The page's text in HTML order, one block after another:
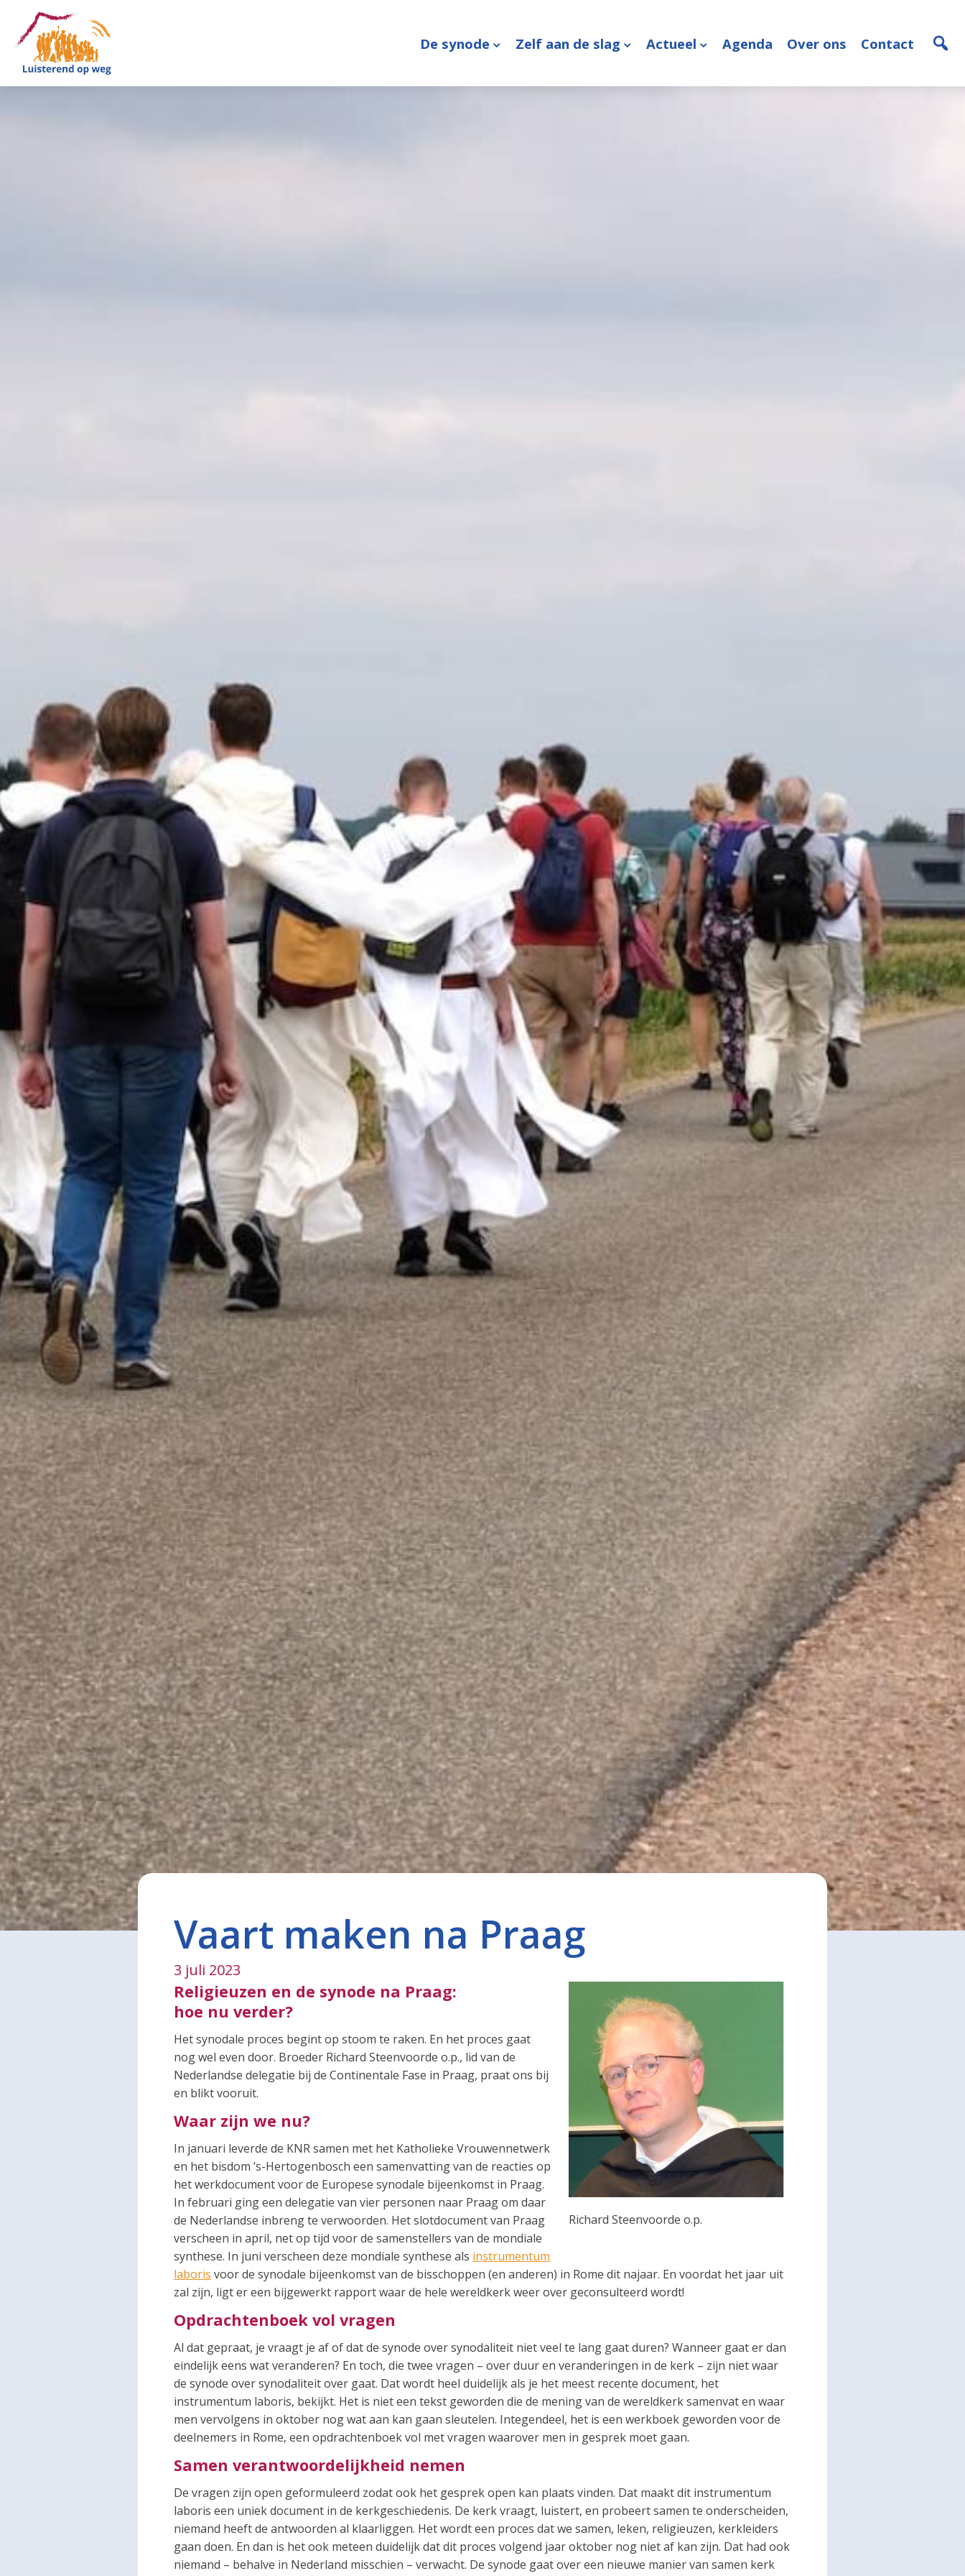
De synode Zelf aan de slag Actueel Agenda Over ons Contact
Vaart maken na Praag
3 juli 2023
Richard Steenvoorde o.p.
Religieuzen en de synode na Praag:
hoe nu verder?
Het synodale proces begint op stoom te raken. En het proces gaat
nog wel even door. Broeder Richard Steenvoorde o.p., lid van de
Nederlandse delegatie bij de Continentale Fase in Praag, praat ons bij
en blikt vooruit.
Waar zijn we nu?
In januari leverde de KNR samen met het Katholieke Vrouwennetwerk
en het bisdom ’s-Hertogenbosch een samenvatting van de reacties op
het werkdocument voor de Europese synodale bijeenkomst in Praag.
In februari ging een delegatie van vier personen naar Praag om daar
de Nederlandse inbreng te verwoorden. Het slotdocument van Praag
verscheen in april, net op tijd voor de samenstellers van de mondiale
synthese. In juni verscheen deze mondiale synthese als instrumentum
laboris voor de synodale bijeenkomst van de bisschoppen (en anderen) in Rome dit najaar. En voordat het jaar uit
zal zijn, ligt er een bijgewerkt rapport waar de hele wereldkerk weer over geconsulteerd wordt!
Opdrachtenboek vol vragen
Al dat gepraat, je vraagt je af of dat de synode over synodaliteit niet veel te lang gaat duren? Wanneer gaat er dan
eindelijk eens wat veranderen? En toch, die twee vragen – over duur en veranderingen in de kerk – zijn niet waar
de synode over synodaliteit over gaat. Dat wordt heel duidelijk als je het meest recente document, het
instrumentum laboris, bekijkt. Het is niet een tekst geworden die de mening van de wereldkerk samenvat en waar
men vervolgens in oktober nog wat aan kan gaan sleutelen. Integendeel, het is een werkboek geworden voor de
deelnemers in Rome, een opdrachtenboek vol met vragen waarover men in gesprek moet gaan.
Samen verantwoordelijkheid nemen
De vragen zijn open geformuleerd zodat ook het gesprek open kan plaats vinden. Dat maakt dit instrumentum
laboris een uniek document in de kerkgeschiedenis. De kerk vraagt, luistert, en probeert samen te onderscheiden,
niemand heeft de antwoorden al klaarliggen. Het wordt een proces dat we samen, leken, religieuzen, kerkleiders
gaan doen. En dan is het ook meteen duidelijk dat dit proces volgend jaar oktober nog niet af kan zijn. Dat had ook
niemand – behalve in Nederland misschien – verwacht. De synode gaat over een nieuwe manier van samen kerk